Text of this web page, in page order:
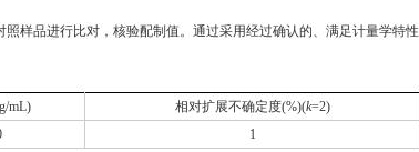
样品进行比对，核验配制值。通过采用经过确认的、满足计量学特性
mL) 相对扩展不确定度(%)(k=2)
1